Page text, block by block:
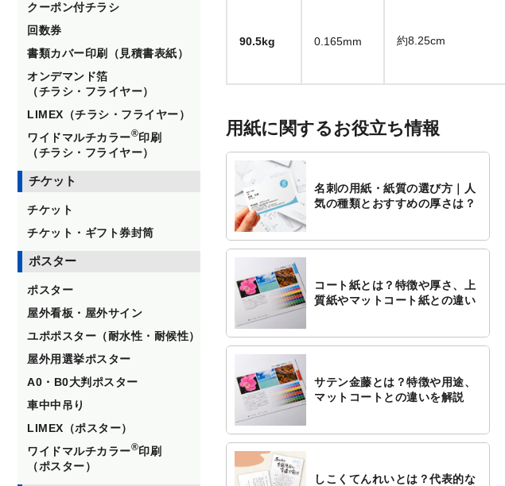
クーポン付チラシ
回数券
書類カバー印刷（見積書表紙）
オンデマンド箔
（チラシ・フライヤー）
LIMEX（チラシ・フライヤー）
ワイドマルチカラー®印刷
（チラシ・フライヤー）
チケット
チケット
チケット・ギフト券封筒
ポスター
ポスター
屋外看板・屋外サイン
ユポポスター（耐水性・耐候性）
屋外用選挙ポスター
A0・B0大判ポスター
車中中吊り
LIMEX（ポスター）
ワイドマルチカラー®印刷
（ポスター）
90.5kg 0.165mm 約8.25cm
用紙に関するお役立ち情報
名刺の用紙・紙質の選び方｜人
気の種類とおすすめの厚さは？
コート紙とは？特徴や厚さ、上
質紙やマットコート紙との違い
サテン金藤とは？特徴や用途、
マットコートとの違いを解説
しこくてんれいとは？代表的な